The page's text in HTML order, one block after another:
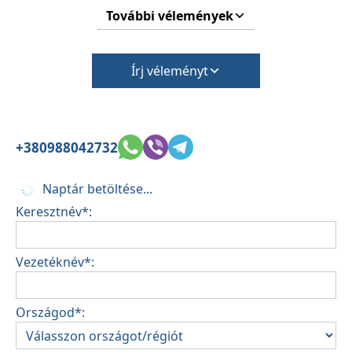
felár fizetendő.További vélemények
Írj véleményt
+380988042732
Naptár betöltése...
Keresztnév*:
Vezetéknév*:
Országod*: